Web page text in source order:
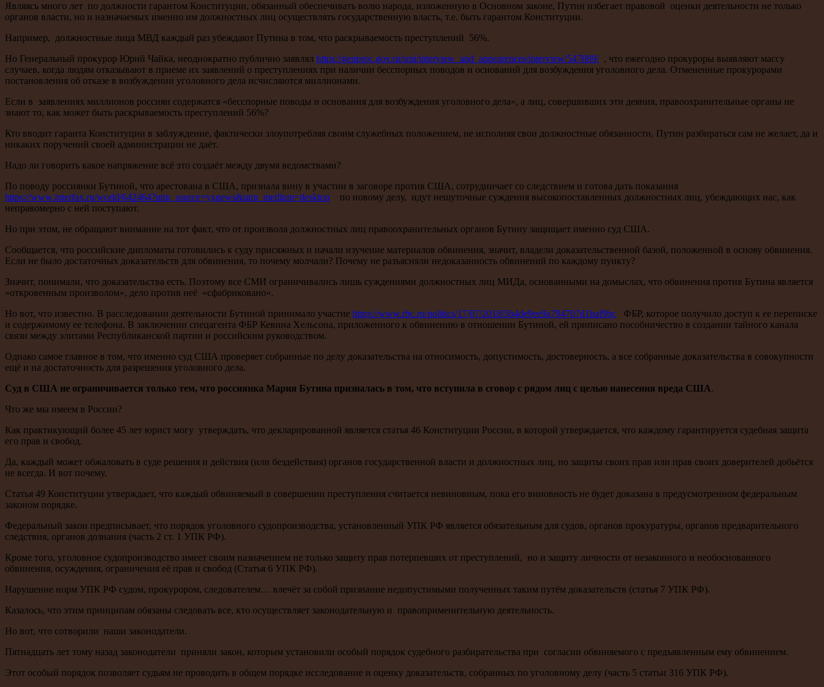
Являясь много лет по должности гарантом Конституции, обязанный обеспечивать волю народа, изложенную в Основном законе, Путин избегает правовой оценки деятельности не только
органов власти, но и назначаемых именно им должностных лиц осуществлять государственную власть, т.е. быть гарантом Конституции.
Например, должностные лица МВД каждый раз убеждают Путина в том, что раскрываемость преступлений 56%.
Но Генеральный прокурор Юрий Чайка, неоднократно публично заявлял https://genproc.gov.ru/smi/interview_and_appearences/interview/547089/, что ежегодно прокуроры выявляют массу
случаев, когда людям отказывают в приеме их заявлений о преступлениях при наличии бесспорных поводов и оснований для возбуждения уголовного дела. Отмененные прокурорами
постановления об отказе в возбуждении уголовного дела исчисляются миллионами.
Если в заявлениях миллионов россиян содержатся «бесспорные поводы и основания для возбуждения уголовного дела», а лиц, совершивших эти деяния, правоохранительные органы не
знают то, как может быть раскрываемость преступлений 56%?
Кто вводит гаранта Конституции в заблуждение, фактически злоупотребляя своим служебных положением, не исполняя свои должностные обязанности, Путин разбираться сам не желает, да и
никаких поручений своей администрации не даёт.
Надо ли говорить какое напряжение всё это создаёт между двумя ведомствами?
По поводу россиянки Бутиной, что арестована в США, признала вину в участии в заговоре против США, сотрудничает со следствием и готова дать показания
https://www.interfax.ru/world/642464?utm_source=yxnews&utm_medium=desktop по новому делу, идут нешуточные суждения высокопоставленных должностных лиц, убеждающих нас, как
неправомерно с ней поступают.
Но при этом, не обращают внимание на тот факт, что от произвола должностных лиц правоохранительных органов Бутину защищает именно суд США.
Сообщается, что российские дипломаты готовились к суду присяжных и начали изучение материалов обвинения, значит, владели доказательственной базой, положенной в основу обвинения.
Если не было достаточных доказательств для обвинения, то почему молчали? Почему не разъясняли недоказанность обвинений по каждому пункту?
Значит, понимали, что доказательства есть. Поэтому все СМИ ограничивались лишь суждениями должностных лиц МИДа, основанными на домыслах, что обвинения против Бутина является
«откровенным произволом», дело против неё «сфабриковано».
Но вот, что известно. В расследовании деятельности Бутиной принимало участие https://www.rbc.ru/politics/17/07/2018/5b4de9ee9a794707d1baf9bc ФБР, которое получило доступ к ее переписке
и содержимому ее телефона. В заключении спецагента ФБР Кевина Хельсона, приложенного к обвинению в отношении Бутиной, ей приписано пособничество в создании тайного канала
связи между элитами Республиканской партии и российским руководством.
Однако самое главное в том, что именно суд США проверяет собранные по делу доказательства на относимость, допустимость, достоверность, а все собранные доказательства в совокупности
ещё и на достаточность для разрешения уголовного дела.
Суд в США не ограничивается только тем, что россиянка Мария Бутина призналась в том, что вступила в сговор с рядом лиц с целью нанесения вреда США.
Что же мы имеем в России?
Как практикующий более 45 лет юрист могу утверждать, что декларированной является статья 46 Конституции России, в которой утверждается, что каждому гарантируется судебная защита
его прав и свобод.
Да, каждый может обжаловать в суде решения и действия (или бездействия) органов государственной власти и должностных лиц, но защиты своих прав или прав своих доверителей добьётся
не всегда. И вот почему.
Статья 49 Конституции утверждает, что каждый обвиняемый в совершении преступления считается невиновным, пока его виновность не будет доказана в предусмотренном федеральным
законом порядке.
Федеральный закон предписывает, что порядок уголовного судопроизводства, установленный УПК РФ является обязательным для судов, органов прокуратуры, органов предварительного
следствия, органов дознания (часть 2 ст. 1 УПК РФ).
Кроме того, уголовное судопроизводство имеет своим назначением не только защиту прав потерпевших от преступлений, но и защиту личности от незаконного и необоснованного
обвинения, осуждения, ограничения её прав и свобод (Статья 6 УПК РФ).
Нарушение норм УПК РФ судом, прокурором, следователем… влечёт за собой признание недопустимыми полученных таким путём доказательств (статья 7 УПК РФ).
Казалось, что этим принципам обязаны следовать все, кто осуществляет законодательную и правоприменительную деятельность.
Но вот, что сотворили наши законодатели.
Пятнадцать лет тому назад законодатели приняли закон, которым установили особый порядок судебного разбирательства при согласии обвиняемого с предъявленным ему обвинением.
Этот особый порядок позволяет судьям не проводить в общем порядке исследование и оценку доказательств, собранных по уголовному делу (часть 5 статьи 316 УПК РФ).